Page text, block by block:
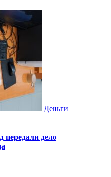
Деньги
передали дело